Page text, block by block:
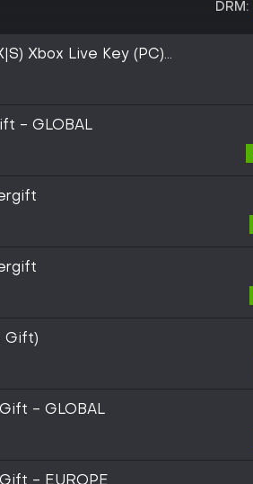
DRM:
Xbox Live Key (PC)
- GLOBAL
Gift)
- GLOBAL